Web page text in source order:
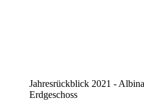
Jahresrückblick 2021 -
Erdgeschoss